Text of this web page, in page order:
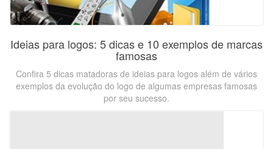
Ideias para logos: 5 dicas e 10 exemplos de marcas
famosas
Confira 5 dicas matadoras de ideias para logos além de vários
exemplos da evolução do logo de algumas empresas famosas
por seu sucesso.